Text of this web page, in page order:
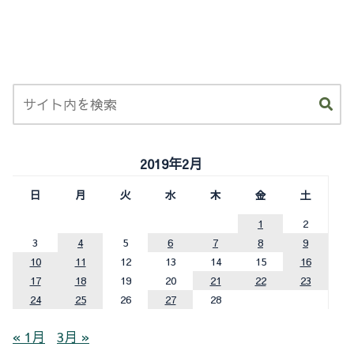
2019年2月
日 月 火 水 木 金
土
1
2
3
4 5 6 7 8
9
10
11 12 13 14 15
16
17
18 19 20 21 22
23
24
25 26 27 28
« 1月 3月 »